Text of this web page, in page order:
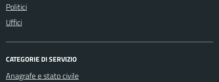
Politici
Uffici
CATEGORIE DI SERVIZIO
Anagrafe e stato civile